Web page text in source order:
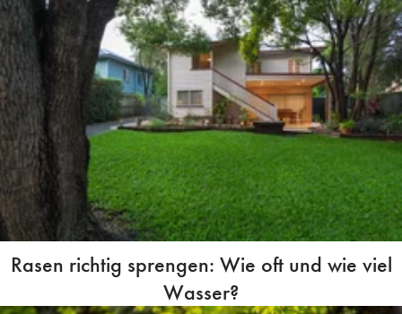
Rasen richtig sprengen: Wie oft und wie viel
Wasser?